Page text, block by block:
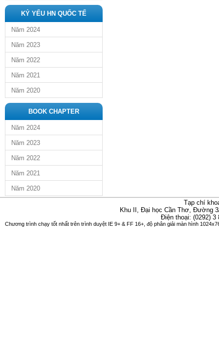
KỶ YẾU HN QUỐC TẾ
Năm 2024
Năm 2023
Năm 2022
Năm 2021
Năm 2020
BOOK CHAPTER
Năm 2024
Năm 2023
Năm 2022
Năm 2021
Năm 2020
Tạp chí
Khu II, Đại học Cần Thơ, Đường
Điện thoại: (0292)
Chương trình chạy tốt nhất trên trình duyệt IE 9+ & FF 16+, độ phân giải màn hình